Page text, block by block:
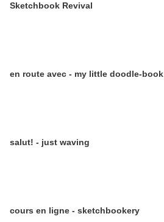
Sketchbook Revival
en route avec - my little doodle-book
salut! - just waving
cours en ligne - sketchbookery